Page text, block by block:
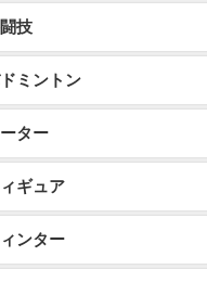
技
ミントン
ター
ギュア
ンター